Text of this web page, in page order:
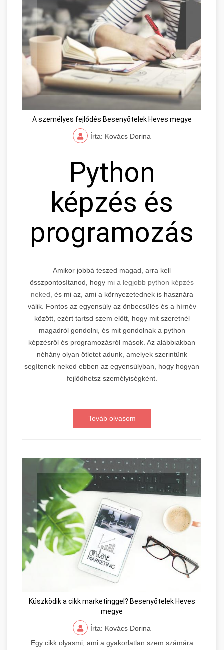
A személyes fejlődés Besenyőtelek Heves megye
Írta: Kovács Dorina
Python
képzés és
programozás
Amikor jobbá teszed magad, arra kell
összpontosítanod, hogy mi a legjobb python képzés
neked, és mi az, ami a környezetednek is hasznára
válik. Fontos az egyensúly az önbecsülés és a hírnév
között, ezért tartsd szem előtt, hogy mit szeretnél
magadról gondolni, és mit gondolnak a python
képzésről és programozásról mások. Az alábbiakban
néhány olyan ötletet adunk, amelyek szerintünk
segítenek neked ebben az egyensúlyban, hogy hogyan
fejlődhetsz személyiségként.
Továb olvasom
Küszködik a cikk marketinggel? Besenyőtelek Heves
megye
Írta: Kovács Dorina
Egy cikk olyasmi, ami a gyakorlatlan szem számára